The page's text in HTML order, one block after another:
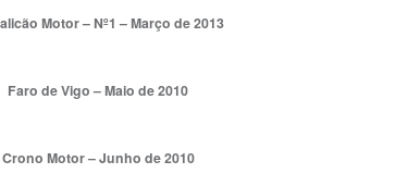
Motor – Nº1 – Março de 2013
Faro de Vigo – Maio de 2010
Crono Motor – Junho de 2010